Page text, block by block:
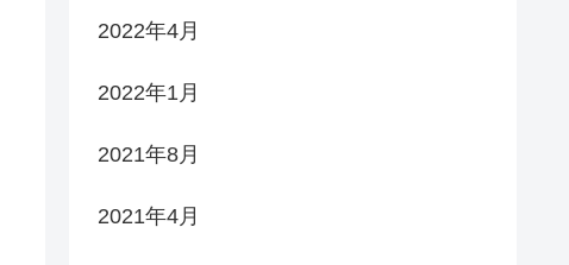
2022年4月
2022年1月
2021年8月
2021年4月